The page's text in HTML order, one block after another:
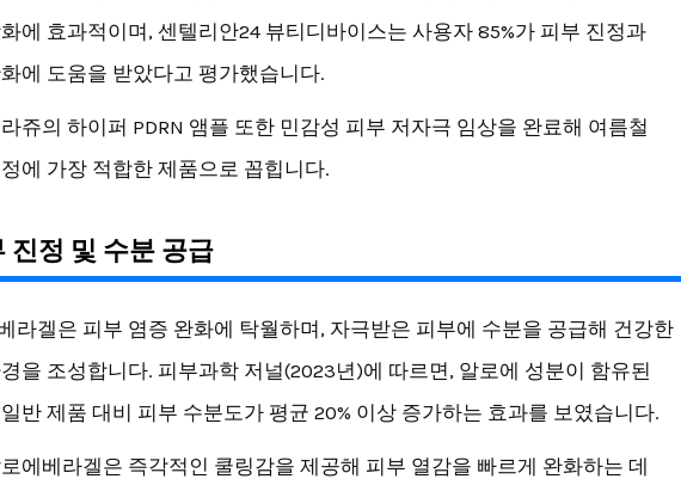
에 효과적이며, 센텔리안24 뷰티디바이스는 사용자 85%가 피부 진정과
에 도움을 받았다고 평가했습니다.
쥬의 하이퍼 PDRN 앰플 또한 민감성 피부 저자극 임상을 완료해 여름철
에 가장 적합한 제품으로 꼽힙니다.
진정 및 수분 공급
라겔은 피부 염증 완화에 탁월하며, 자극받은 피부에 수분을 공급해 건강한
을 조성합니다. 피부과학 저널(2023년)에 따르면, 알로에 성분이 함유된
반 제품 대비 피부 수분도가 평균 20% 이상 증가하는 효과를 보였습니다.
에베라겔은 즉각적인 쿨링감을 제공해 피부 열감을 빠르게 완화하는 데